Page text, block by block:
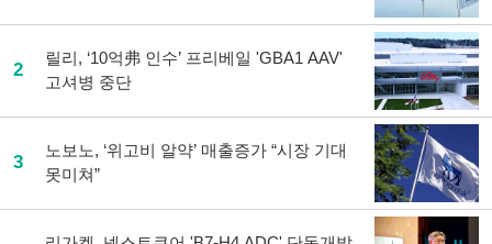
2
릴리, ‘10억弗 인수’ 프리베일 'GBA1 AAV'
고셔병 중단
3
노보노, ‘위고비 알약’ 매출증가 “시장 기대
못미쳐”